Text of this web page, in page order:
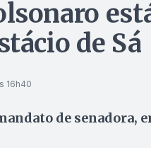
de Sá
16h40
de senadora,